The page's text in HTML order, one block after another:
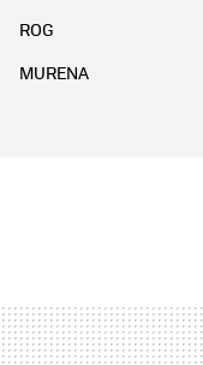
ROG
MURENA